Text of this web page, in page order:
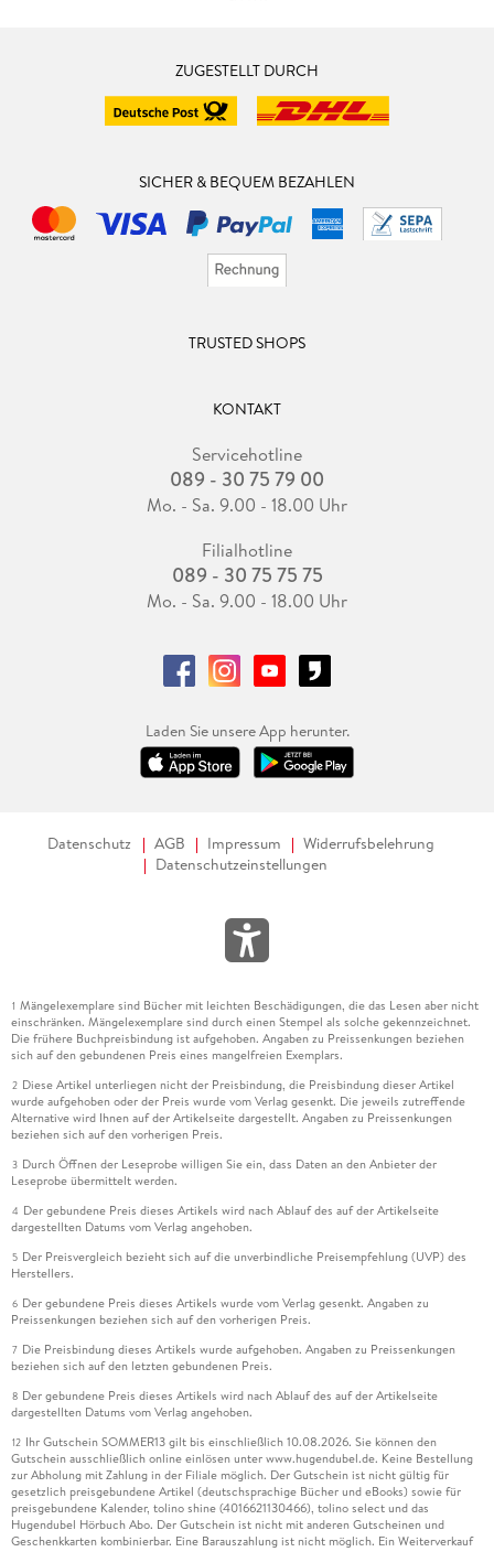
ZUGESTELLT DURCH
SICHER & BEQUEM BEZAHLEN
TRUSTED SHOPS
KONTAKT
Servicehotline
089 - 30 75 79 00
Mo. - Sa. 9.00 - 18.00 Uhr
Filialhotline
089 - 30 75 75 75
Mo. - Sa. 9.00 - 18.00 Uhr
Laden Sie unsere App herunter.
Datenschutz AGB Impressum
Widerrufsbelehrung
Datenschutzeinstellungen
1 Mängelexemplare sind Bücher mit leichten Beschädigungen, die das Lesen aber nicht
einschränken. Mängelexemplare sind durch einen Stempel als solche gekennzeichnet.
Die frühere Buchpreisbindung ist aufgehoben. Angaben zu Preissenkungen beziehen
sich auf den gebundenen Preis eines mangelfreien Exemplars.
2 Diese Artikel unterliegen nicht der Preisbindung, die Preisbindung dieser Artikel
wurde aufgehoben oder der Preis wurde vom Verlag gesenkt. Die jeweils zutreffende
Alternative wird Ihnen auf der Artikelseite dargestellt. Angaben zu Preissenkungen
beziehen sich auf den vorherigen Preis.
3 Durch Öffnen der Leseprobe willigen Sie ein, dass Daten an den Anbieter der
Leseprobe übermittelt werden.
4 Der gebundene Preis dieses Artikels wird nach Ablauf des auf der Artikelseite
dargestellten Datums vom Verlag angehoben.
5 Der Preisvergleich bezieht sich auf die unverbindliche Preisempfehlung (UVP) des
Herstellers.
6 Der gebundene Preis dieses Artikels wurde vom Verlag gesenkt. Angaben zu
Preissenkungen beziehen sich auf den vorherigen Preis.
7 Die Preisbindung dieses Artikels wurde aufgehoben. Angaben zu Preissenkungen
beziehen sich auf den letzten gebundenen Preis.
8 Der gebundene Preis dieses Artikels wird nach Ablauf des auf der Artikelseite
dargestellten Datums vom Verlag angehoben.
12 Ihr Gutschein SOMMER13 gilt bis einschließlich 10.08.2026. Sie können den
Gutschein ausschließlich online einlösen unter www.hugendubel.de. Keine Bestellung
zur Abholung mit Zahlung in der Filiale möglich. Der Gutschein ist nicht gültig für
gesetzlich preisgebundene Artikel (deutschsprachige Bücher und eBooks) sowie für
preisgebundene Kalender, tolino shine (4016621130466), tolino select und das
Hugendubel Hörbuch Abo. Der Gutschein ist nicht mit anderen Gutscheinen und
Geschenkkarten kombinierbar. Eine Barauszahlung ist nicht möglich. Ein Weiterverkauf